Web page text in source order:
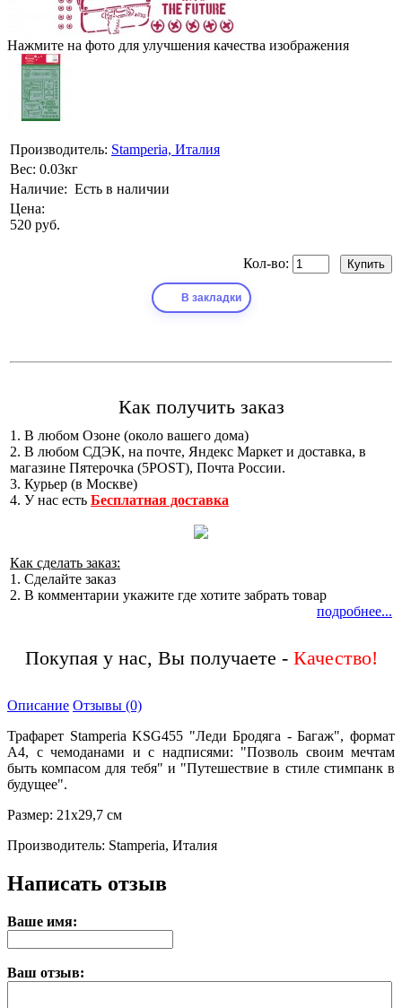
Нажмите на фото для улучшения качества изображения
Производитель: Stamperia, Италия
Вес: 0.03кг
Наличие: Есть в наличии
Цена:
520 руб.
Кол-во:
В закладки
Как получить заказ
1. В любом Озоне (около вашего дома)
2. В любом СДЭК, на почте, Яндекс Маркет и доставка, в
магазине Пятерочка (5POST), Почта России.
3. Курьер (в Москве)
4. У нас есть Бесплатная доставка
Как сделать заказ:
1. Сделайте заказ
2. В комментарии укажите где хотите забрать товар
подробнее...
Покупая у нас, Вы получаете - Качество!
Описание Отзывы (0)
Трафарет Stamperia KSG455 "Леди Бродяга - Багаж", формат
А4, с чемоданами и с надписями: "Позволь своим мечтам
быть компасом для тебя" и "Путешествие в стиле стимпанк в
будущее".
Размер: 21х29,7 см
Производитель: Stamperia, Италия
Написать отзыв
Ваше имя:
Ваш отзыв: